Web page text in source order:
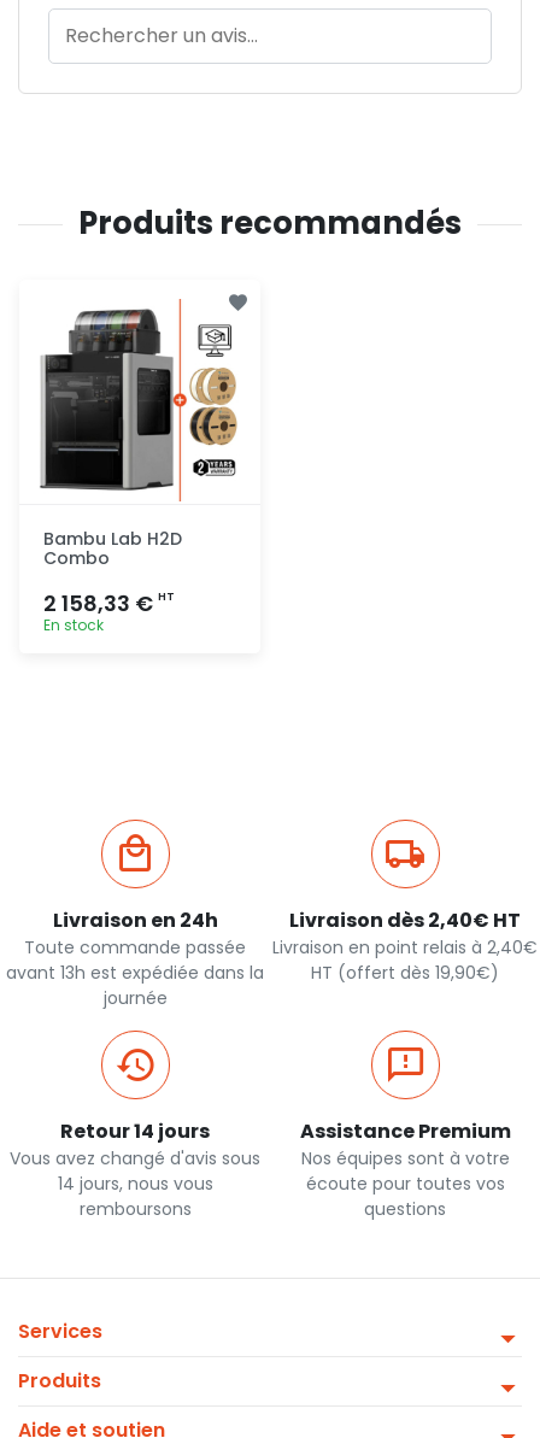
Produits recommandés
Bambu Lab H2D
Combo
2 158,33 € HT
En stock
Livraison en 24h
Toute commande passée
avant 13h est expédiée dans la
journée
Livraison dès 2,40€ HT
Livraison en point relais à 2,40€
HT (offert dès 19,90€)
Retour 14 jours
Vous avez changé d'avis sous
14 jours, nous vous
remboursons
Assistance Premium
Nos équipes sont à votre
écoute pour toutes vos
questions
Services
Produits
Aide et soutien